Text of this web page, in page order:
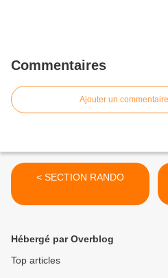
Commentaires
Ajouter un commentaire
< SECTION RANDO
Hébergé par Overblog
Top articles